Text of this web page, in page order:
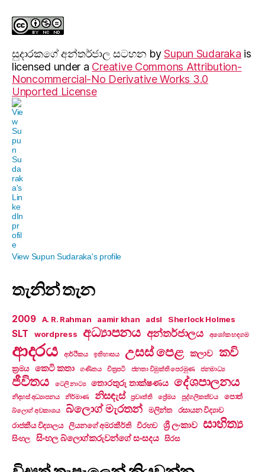
සුදාරක‍ගේ අන්තර්ජාල සටහන bySupun Sudaraka is
licensed under a Creative Commons Attribution-
Noncommercial-No Derivative Works 3.0
Unported License
View Supun Sudaraka's profile
තැනින් තැන
2009 A. R. Rahman aamir khan adsl Sherlock Holmes
SLT wordpress අධ්‍යාපනය අන්තර්ජාලය අශෝක හඳගම
ආදරය ආර්ථිකය ඉතිහාසය උසස් පෙළ කලාව කවි
ක්‍රමය කෙටි කතා ගණිතය චිත්‍රපටි ජනතා විමුක්ති පෙරමුණ ජනමාධ්‍ය
ජීවිතය ටෙලි නාට්‍ය තොරතුරු තාක්ෂණය දේශපාලනය
නිදහස් අධ්‍යාපනය නිර්මාණ නිසඳැස් ප්‍රවෘත්ති ප්‍රේමය පුද්ගලිකත්වය පොත්
බ්ලොග් අවකාශය බ්ලොග් මැරතන් මලින්ත
රසායන විද්‍යාව
රාජකීය විද්‍යාලය
ලියනගේ අමරකීර්ති විරහව ශ්‍රී ලංකාව සාහිත්‍ය
සිංහල සිංහල බ්ලොග්කරුවන්ගේ සංසදය සිරස